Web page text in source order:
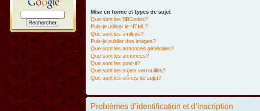
Mise en forme et types de sujet
Que sont les BBCodes?
Puis-je utiliser le HTML?
Que sont les smileys?
Puis-je publier des images?
Que sont les annonces générales?
Que sont les annonces?
Que sont les post-it?
Que sont les sujets verrouillés?
Que sont les icônes de sujet?
Problèmes d’identification et d’inscription